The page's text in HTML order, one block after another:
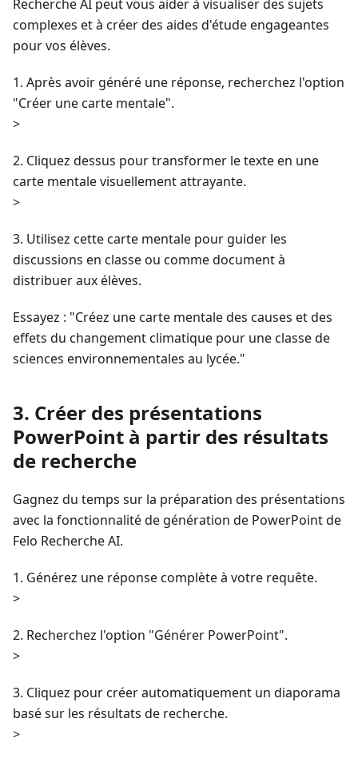
Recherche AI peut vous aider à visualiser des sujets
complexes et à créer des aides d'étude engageantes
pour vos élèves.
1. Après avoir généré une réponse, recherchez l'option
"Créer une carte mentale".
>
2. Cliquez dessus pour transformer le texte en une
carte mentale visuellement attrayante.
>
3. Utilisez cette carte mentale pour guider les
discussions en classe ou comme document à
distribuer aux élèves.
Essayez : "Créez une carte mentale des causes et des
effets du changement climatique pour une classe de
sciences environnementales au lycée."
3. Créer des présentations
PowerPoint à partir des résultats
de recherche
Gagnez du temps sur la préparation des présentations
avec la fonctionnalité de génération de PowerPoint de
Felo Recherche AI.
1. Générez une réponse complète à votre requête.
>
2. Recherchez l'option "Générer PowerPoint".
>
3. Cliquez pour créer automatiquement un diaporama
basé sur les résultats de recherche.
>